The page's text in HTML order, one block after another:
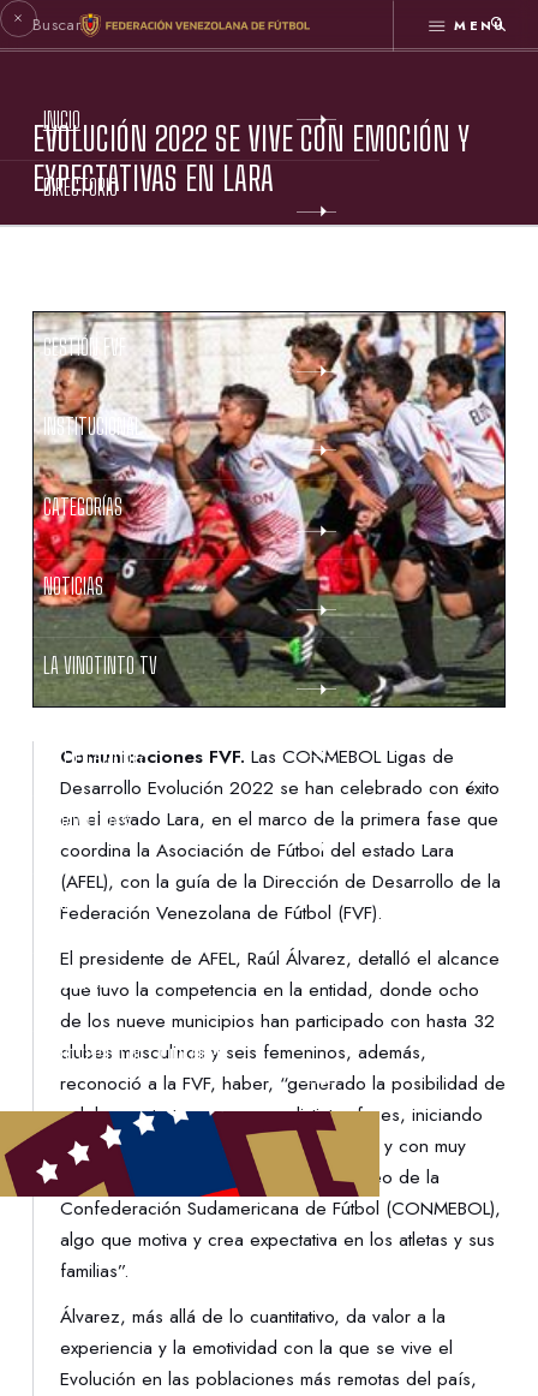
MENÚ
INICIO
DIRECTORIO
GESTIÓN FVF
INSTITUCIONAL
CATEGORÍAS
NOTICIAS
LA VINOTINTO TV
NOTIFICACIONES
NORMATIVAS
CONTACTO
DENUNCIAS
PROTECCIÓN DE LA INFANCIA
EVOLUCIÓN 2022 SE VIVE CON EMOCIÓN Y
EXPECTATIVAS EN LARA
Comunicaciones FVF. Las CONMEBOL Ligas de
Desarrollo Evolución 2022 se han celebrado con éxito
en el estado Lara, en el marco de la primera fase que
coordina la Asociación de Fútbol del estado Lara
(AFEL), con la guía de la Dirección de Desarrollo de la
Federación Venezolana de Fútbol (FVF).
El presidente de AFEL, Raúl Álvarez, detalló el alcance
que tuvo la competencia en la entidad, donde ocho
de los nueve municipios han participado con hasta 32
clubes masculinos y seis femeninos, además,
reconoció a la FVF, haber, “generado la posibilidad de
celebrar este torneo en sus distintas fases, iniciando
con nuestros aportes en la fase estadal y con muy
buena energía, por tratarse de un torneo de la
Confederación Sudamericana de Fútbol (CONMEBOL),
algo que motiva y crea expectativa en los atletas y sus
familias”.
Álvarez, más allá de lo cuantitativo, da valor a la
experiencia y la emotividad con la que se vive el
Evolución en las poblaciones más remotas del país,